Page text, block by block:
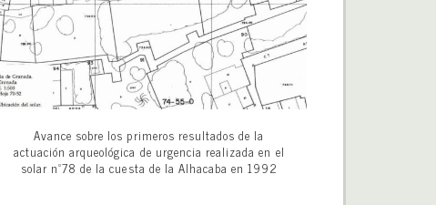
Avance sobre los primeros resultados de la
actuación arqueológica de urgencia realizada en el
solar nº78 de la cuesta de la Alhacaba en 1992